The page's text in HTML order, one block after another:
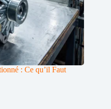
: Ce qu’il Faut